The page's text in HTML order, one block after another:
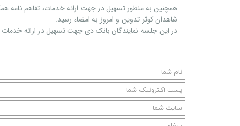
همچنین به منظور تسهیل در جهت ارائه خدمات، تفاهم نامه
شاهدان کوثر تدوین و امروز به امضاء رسید.
در این جلسه نمایندگان بانک دی جهت تسهیل در ارائه خدمات